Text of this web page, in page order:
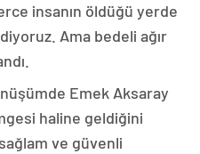
insanın öldüğü yerde
Ama bedeli ağır
Emek Aksaray
haline geldiğini
ve güvenli